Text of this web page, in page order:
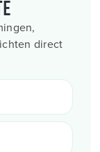
direct